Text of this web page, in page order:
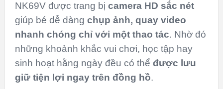
NK69V được trang bị camera HD sắc nét
giúp bé dễ dàng chụp ảnh, quay video
nhanh chóng chỉ với một thao tác. Nhờ đó
những khoảnh khắc vui chơi, học tập hay
sinh hoạt hằng ngày đều có thể được lưu
giữ tiện lợi ngay trên đồng hồ.